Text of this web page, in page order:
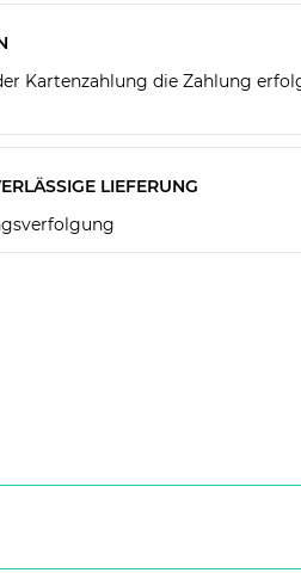
Kartenzahlung die Zahlung
LIEFERUNG